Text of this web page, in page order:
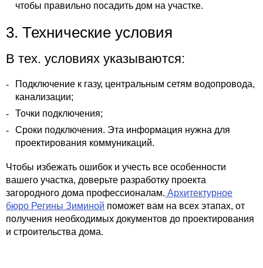
чтобы правильно посадить дом на участке.
3. Технические условия
В тех. условиях указываются:
Подключение к газу, центральным сетям водопровода,
канализации;
Точки подключения;
Сроки подключения. Эта информация нужна для
проектирования коммуникаций.
Чтобы избежать ошибок и учесть все особенности
вашего участка, доверьте разработку проекта
загородного дома профессионалам. Архитектурное
бюро Регины Зиминой поможет вам на всех этапах, от
получения необходимых документов до проектирования
и строительства дома.